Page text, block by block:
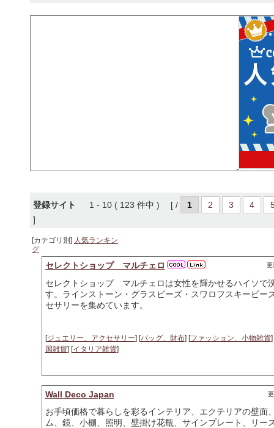
登録サイト 1 - 10 ( 123 件中 ) [ / 1 2 3 4
]
[カテゴリ別] 人気ランキン
グ
セレクトショップ マルチェロ 更
セレクトショップ マルチェロは女性を輝かせるハイソで
す。ラインストーン・グラスビーズ・スワロフスキービー
セサリーを集めています。
[ジュエリー、アクセサリー] [バッグ、財布] [ファッション、小物雑貨]
国雑貨] [イタリア雑貨]
Wall Deco Japan
お手頃価格で暮らしを彩るインテリア、エクテリアの壁面
ム、鏡、小棚、照明、壁掛け花瓶、サインプレート、リ